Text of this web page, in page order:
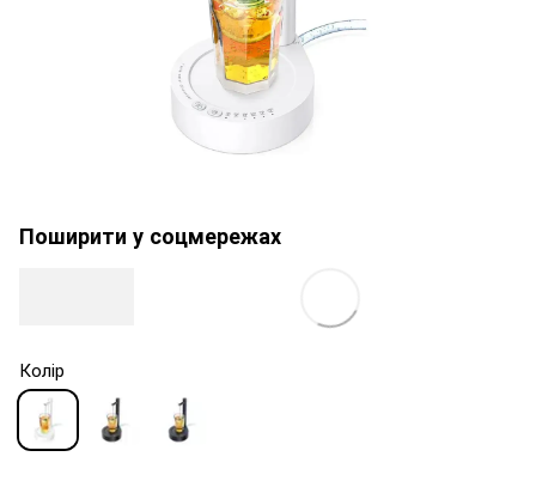
Поширити у соцмережах
Колір